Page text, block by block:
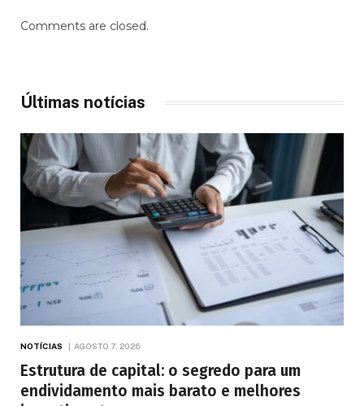
Comments are closed.
Últimas notícias
NOTÍCIAS AGOSTO 7, 2026
Estrutura de capital: o segredo para um
endividamento mais barato e melhores